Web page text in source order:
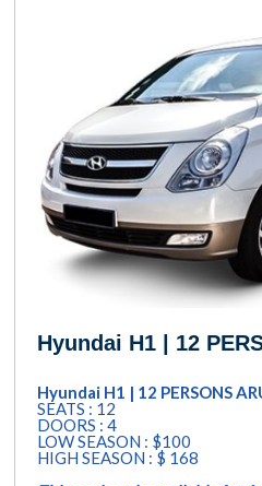
Hyundai H1 | 12
Hyundai H1 | 12 PERSONS
SEATS : 12
DOORS : 4
LOW SEASON : $100
HIGH SEASON : $ 168